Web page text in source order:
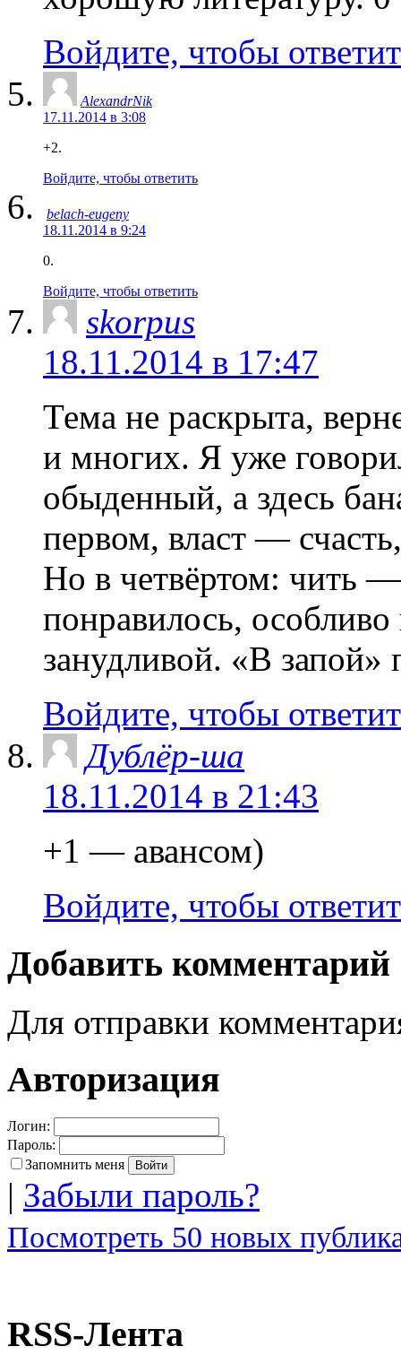
Войдите, чтобы
AlexandrNik
17.11.2014 в 3:08
+2.
Войдите, чтобы ответить
belach-eugeny
18.11.2014 в 9:24
0.
Войдите, чтобы ответить
skorpus
18.11.2014 в 17:47
Тема не раскрыта,
и многих. Я уже
обыденный, а здесь
первом, власт —
Но в четвёртом: чить
понравилось, особливо
занудливой. «В запой»
Войдите, чтобы
Дублёр-ша
18.11.2014 в 21:43
+1 — авансом)
Войдите, чтобы
Добавить комментарий
Для отправки
Авторизация
Логин:
Пароль:
Запомнить меня
| Забыли пароль?
Посмотреть 50 новых
RSS-Лента